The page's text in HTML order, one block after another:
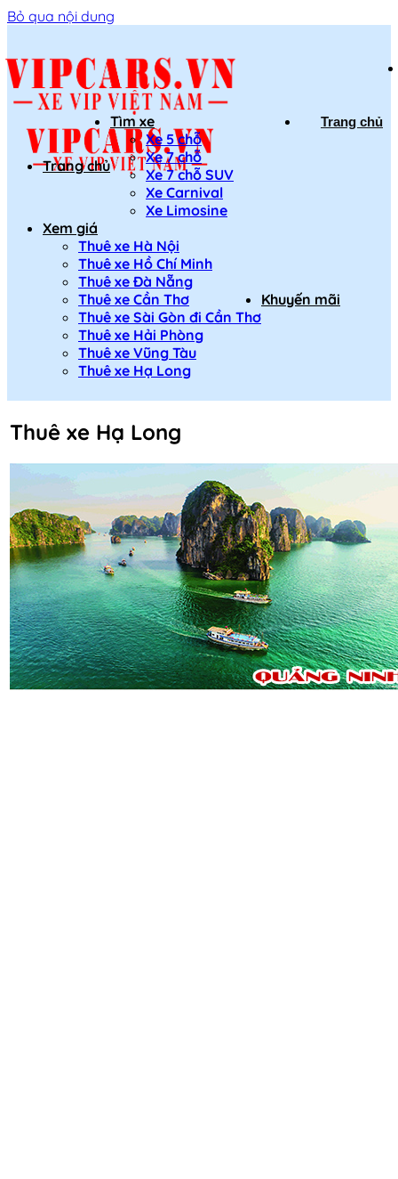
Bỏ qua nội dung
Trang chủ
Trang chủ
Tìm xe
Xe 5 chỗ
Xe 7 chỗ
Xe 7 chỗ SUV
Xe Carnival
Xe Limosine
Xem giá
Thuê xe Hà Nội
Thuê xe Hồ Chí Minh
Thuê xe Đà Nẵng
Thuê xe Cần Thơ
Thuê xe Sài Gòn đi Cần Thơ
Thuê xe Hải Phòng
Thuê xe Vũng Tàu
Thuê xe Hạ Long
Khuyến mãi
Thuê xe Hạ Long